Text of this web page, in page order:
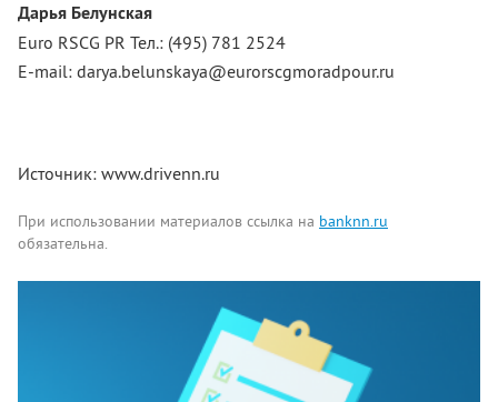
Дарья Белунская
Euro RSCG PR Тел.: (495) 781 2524
E-mail: darya.belunskaya@eurorscgmoradpour.ru
Источник: www.drivenn.ru
При использовании материалов ссылка на banknn.ru
обязательна.